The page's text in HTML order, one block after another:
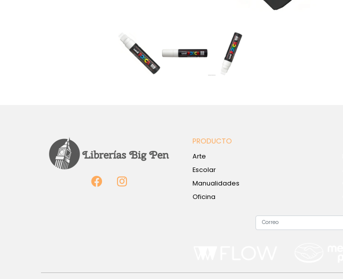
PRODUCTO
Arte
Escolar
Manualidades
Oficina